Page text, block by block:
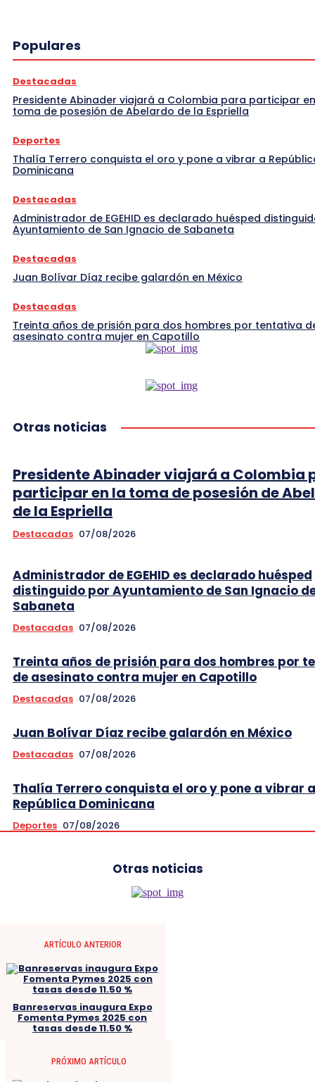
Populares
Destacadas
Presidente Abinader viajará a Colombia para participar
toma de posesión de Abelardo de la Espriella
Deportes
Thalía Terrero conquista el oro y pone a vibrar a
Dominicana
Destacadas
Administrador de EGEHID es declarado huésped
Ayuntamiento de San Ignacio de Sabaneta
Destacadas
Juan Bolívar Díaz recibe galardón en México
Destacadas
Treinta años de prisión para dos hombres por tentativa
asesinato contra mujer en Capotillo
Otras noticias
Presidente Abinader viajará a Colombia
participar en la toma de posesión de
de la Espriella
Destacadas 07/08/2026
Administrador de EGEHID es declarado huésped
distinguido por Ayuntamiento de San Ignacio
Sabaneta
Destacadas 07/08/2026
Treinta años de prisión para dos hombres por
de asesinato contra mujer en Capotillo
Destacadas 07/08/2026
Juan Bolívar Díaz recibe galardón en México
Destacadas 07/08/2026
Thalía Terrero conquista el oro y pone a vibrar a
República Dominicana
Deportes 07/08/2026
Otras noticias
ARTÍCULO ANTERIOR
Banreservas inaugura Expo
Fomenta Pymes 2025 con
tasas desde 11.50 %
PRÓXIMO ARTÍCULO